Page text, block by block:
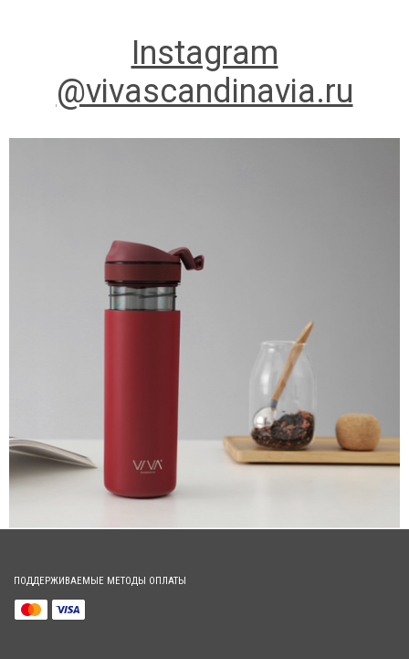
Instagram
@vivascandinavia.ru
ПОДДЕРЖИВАЕМЫЕ МЕТОДЫ ОПЛАТЫ